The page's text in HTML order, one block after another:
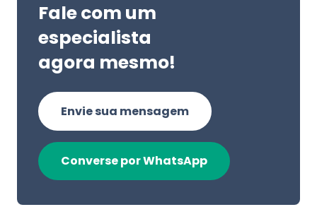
Fale com um
especialista
agora mesmo!
Envie sua mensagem
Converse por WhatsApp